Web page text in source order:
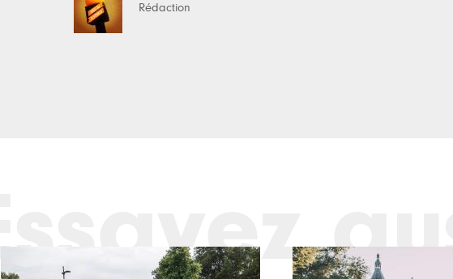
Rédaction
Essayez